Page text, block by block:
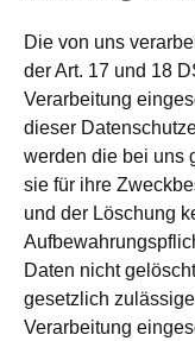
Die von uns
der Art. 17 und 18
Verarbeitung
dieser
werden die bei uns
sie für ihre
und der Löschung
Daten nicht
gesetzlich
Verarbeitung